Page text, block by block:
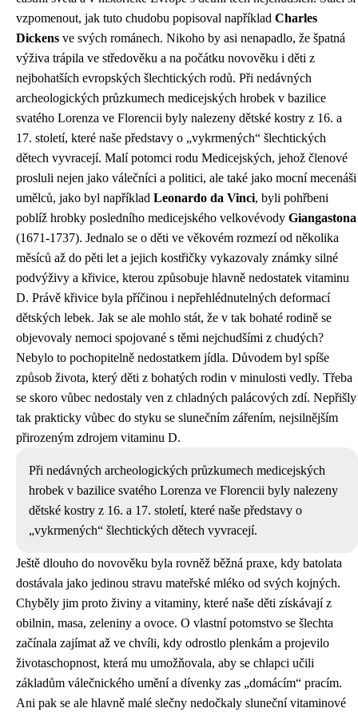
vzpomenout, jak tuto chudobu popisoval například Charles
Dickens ve svých románech. Nikoho by asi nenapadlo, že špatná
výživa trápila ve středověku a na počátku novověku i děti z
nejbohatších evropských šlechtických rodů. Při nedávných
archeologických průzkumech medicejských hrobek v bazilice
svatého Lorenza ve Florencii byly nalezeny dětské kostry z 16. a
17. století, které naše představy o „vykrmených“ šlechtických
dětech vyvracejí. Malí potomci rodu Medicejských, jehož členové
prosluli nejen jako válečníci a politici, ale také jako mocní mecenáši
umělců, jako byl například Leonardo da Vinci, byli pohřbeni
poblíž hrobky posledního medicejského velkovévody Giangastona
(1671-1737). Jednalo se o děti ve věkovém rozmezí od několika
měsíců až do pěti let a jejich kostřičky vykazovaly známky silné
podvýživy a křivice, kterou způsobuje hlavně nedostatek vitaminu
D. Právě křivice byla příčinou i nepřehlédnutelných deformací
dětských lebek. Jak se ale mohlo stát, že v tak bohaté rodině se
objevovaly nemoci spojované s těmi nejchudšími z chudých?
Nebylo to pochopitelně nedostatkem jídla. Důvodem byl spíše
způsob života, který děti z bohatých rodin v minulosti vedly. Třeba
se skoro vůbec nedostaly ven z chladných palácových zdí. Nepřišly
tak prakticky vůbec do styku se slunečním zářením, nejsilnějším
přirozeným zdrojem vitaminu D.
Při nedávných archeologických průzkumech medicejských
hrobek v bazilice svatého Lorenza ve Florencii byly nalezeny
dětské kostry z 16. a 17. století, které naše představy o
„vykrmených“ šlechtických dětech vyvracejí.
Ještě dlouho do novověku byla rovněž běžná praxe, kdy batolata
dostávala jako jedinou stravu mateřské mléko od svých kojných.
Chyběly jim proto živiny a vitaminy, které naše děti získávají z
obilnin, masa, zeleniny a ovoce. O vlastní potomstvo se šlechta
začínala zajímat až ve chvíli, kdy odrostlo plenkám a projevilo
životaschopnost, která mu umožňovala, aby se chlapci učili
základům válečnického umění a dívenky zas „domácím“ pracím.
Ani pak se ale hlavně malé slečny nedočkaly sluneční vitaminové